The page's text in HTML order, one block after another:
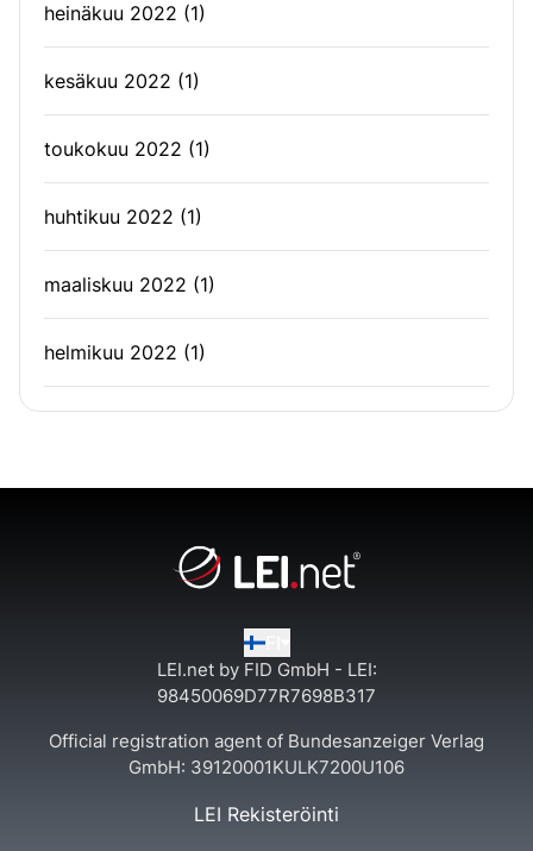
heinäkuu 2022 (1)
kesäkuu 2022 (1)
toukokuu 2022 (1)
huhtikuu 2022 (1)
maaliskuu 2022 (1)
helmikuu 2022 (1)
FI
LEI.net by FID GmbH - LEI:
98450069D77R7698B317
Official registration agent of Bundesanzeiger Verlag
GmbH: 39120001KULK7200U106
LEI Rekisteröinti